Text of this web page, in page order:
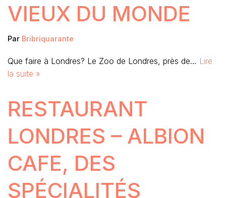
VIEUX DU MONDE
Par Bribriquarante
Que faire à Londres? Le Zoo de Londres, près de… Lire
la suite »
RESTAURANT
LONDRES – ALBION
CAFE, DES
SPÉCIALITÉS